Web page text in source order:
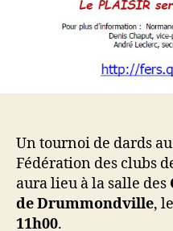
Un tournoi de dards
Fédération des clubs
aura lieu à la salle des
de Drummondville,
11h00.